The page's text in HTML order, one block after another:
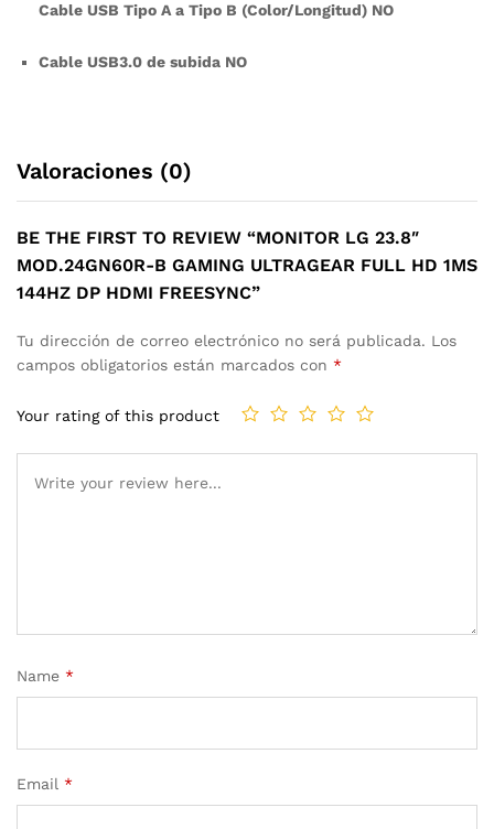
Cable USB Tipo A a Tipo B (Color/Longitud) NO
Cable USB3.0 de subida NO
Valoraciones (0)
BE THE FIRST TO REVIEW “MONITOR LG 23.8″
MOD.24GN60R-B GAMING ULTRAGEAR FULL HD 1MS
144HZ DP HDMI FREESYNC”
Tu dirección de correo electrónico no será publicada. Los
campos obligatorios están marcados con *
Your rating of this product
Name *
Email *